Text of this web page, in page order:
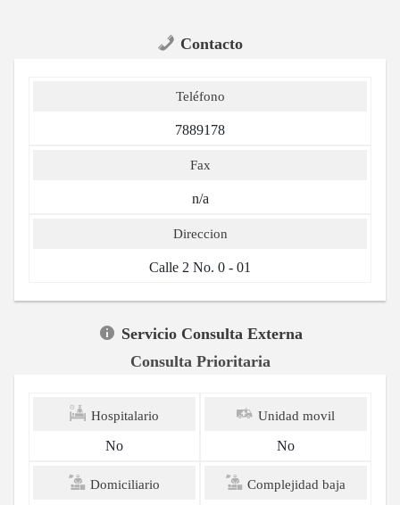
Contacto
Teléfono
7889178
Fax
n/a
Direccion
Calle 2 No. 0 - 01
Servicio Consulta Externa
Consulta Prioritaria
Hospitalario
No
Unidad movil
No
Domiciliario
Complejidad baja